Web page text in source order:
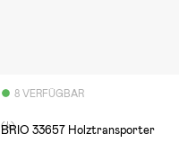
8 VERFÜGBAR
(4)
BRIO 33657 Holztransporter